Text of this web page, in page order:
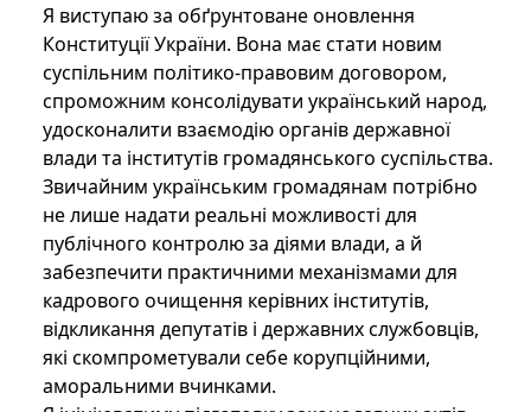
Я виступаю за обґрунтоване оновлення
Конституції України. Вона має стати новим
суспільним політико-правовим договором,
спроможним консолідувати український народ,
удосконалити взаємодію органів державної
влади та інститутів громадянського суспільства.
Звичайним українським громадянам потрібно
не лише надати реальні можливості для
публічного контролю за діями влади, а й
забезпечити практичними механізмами для
кадрового очищення керівних інститутів,
відкликання депутатів і державних службовців,
які скомпрометували себе корупційними,
аморальними вчинками.